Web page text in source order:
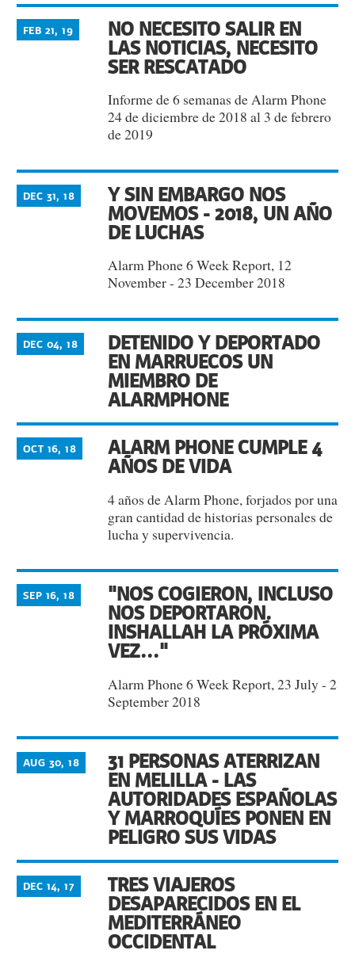
NO NECESITO SALIR EN
LAS NOTICIAS, NECESITO
SER RESCATADO
FEB 21, 19
Informe de 6 semanas de Alarm Phone
24 de diciembre de 2018 al 3 de febrero
de 2019
Y SIN EMBARGO NOS
MOVEMOS - 2018, UN AÑO
DE LUCHAS
DEC 31, 18
Alarm Phone 6 Week Report, 12
November - 23 December 2018
DETENIDO Y DEPORTADO
EN MARRUECOS UN
MIEMBRO DE
ALARMPHONE
DEC 04, 18
ALARM PHONE CUMPLE 4
AÑOS DE VIDA
OCT 16, 18
4 años de Alarm Phone, forjados por una
gran cantidad de historias personales de
lucha y supervivencia.
"NOS COGIERON, INCLUSO
NOS DEPORTARON.
INSHALLAH LA PRÓXIMA
VEZ..."
SEP 16, 18
Alarm Phone 6 Week Report, 23 July - 2
September 2018
31 PERSONAS ATERRIZAN
EN MELILLA - LAS
AUTORIDADES ESPAÑOLAS
Y MARROQUÍES PONEN EN
PELIGRO SUS VIDAS
AUG 30, 18
TRES VIAJEROS
DESAPARECIDOS EN EL
MEDITERRÁNEO
OCCIDENTAL
DEC 14, 17